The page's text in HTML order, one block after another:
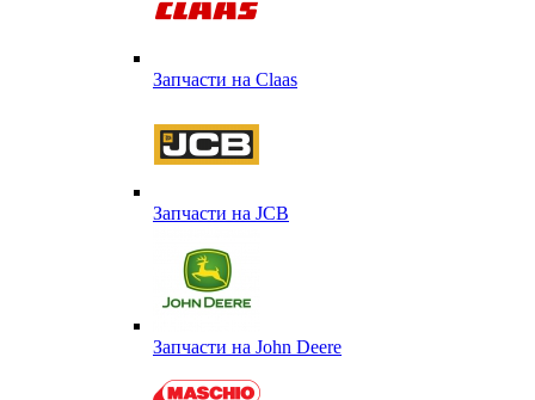
Запчасти на Сlaas
Запчасти на JCB
Запчасти на John Deere